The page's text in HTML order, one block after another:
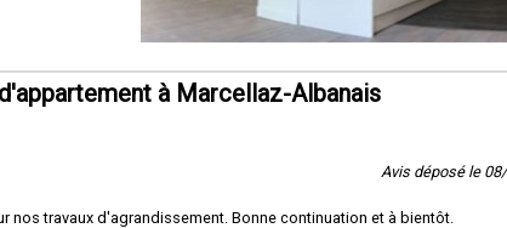
à Marcellaz-Albanais
Avis déposé le
nos travaux d'agrandissement. Bonne continuation et à bientôt.